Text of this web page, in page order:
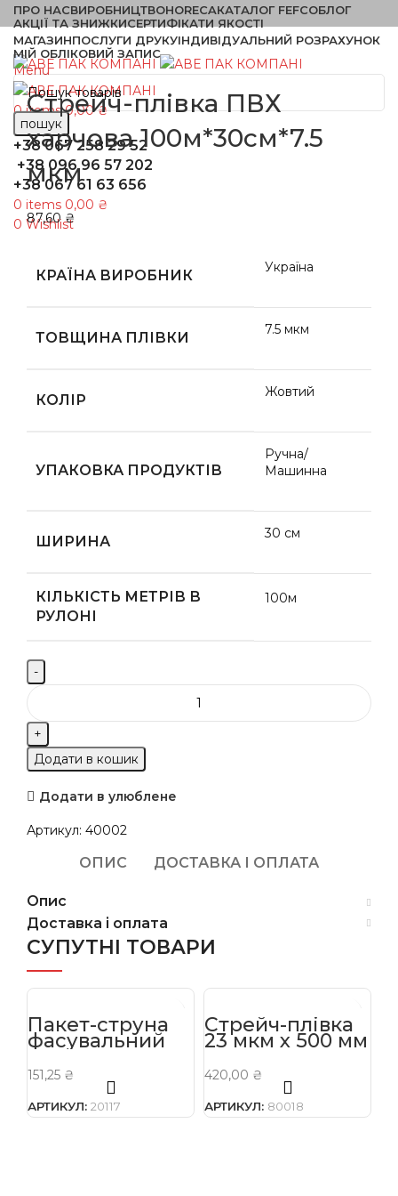
ПРО НАСВИРОБНИЦТВОHORECAКАТАЛОГ FEFCOБЛОГ
АКЦІЇ ТА ЗНИЖКИСЕРТИФІКАТИ ЯКОСТІ
МАГАЗИНПОСЛУГИ ДРУКУІНДИВІДУАЛЬНИЙ РОЗРАХУНОК
МІЙ ОБЛІКОВИЙ ЗАПИС
Menu
0items 0,00₴
пошук
+38 067 258 29 52
+38 096 96 57 202
+38 067 61 63 656
0 items 0,00 ₴
0 Wishlist
Стрейч-плівка ПВХ
харчова 100м*30см*7.5
мкм
87,60₴
КРАЇНА ВИРОБНИК Україна
ТОВЩИНА ПЛІВКИ 7.5 мкм
КОЛІР Жовтий
УПАКОВКА ПРОДУКТІВ
Ручна/
Машинна
ШИРИНА 30 см
КІЛЬКІСТЬ МЕТРІВ В
РУЛОНІ
100м
Додати в кошик
Додати в улюблене
Артикул: 40002
ОПИС ДОСТАВКА І ОПЛАТА
Опис
Доставка і оплата
СУПУТНІ ТОВАРИ
Пакет-струна
фасувальний
200*300 мм 1уп.
100 шт.
151,25 ₴
АРТИКУЛ: 20117
Стрейч-плівка
23 мкм х 500 мм
420,00 ₴
АРТИКУЛ: 80018